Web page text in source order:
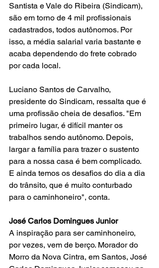
Santista e Vale do Ribeira (Sindicam),
são em torno de 4 mil profissionais
cadastrados, todos autônomos. Por
isso, a média salarial varia bastante e
acaba dependendo do frete cobrado
por cada local.
Luciano Santos de Carvalho,
presidente do Sindicam, ressalta que é
uma profissão cheia de desafios. "Em
primeiro lugar, é difícil manter os
trabalhos sendo autônomo. Depois,
largar a família para trazer o sustento
para a nossa casa é bem complicado.
E ainda temos os desafios do dia a dia
do trânsito, que é muito conturbado
para o caminhoneiro", conta.
José Carlos Domingues Junior
A inspiração para ser caminhoneiro,
por vezes, vem de berço. Morador do
Morro da Nova Cintra, em Santos, José